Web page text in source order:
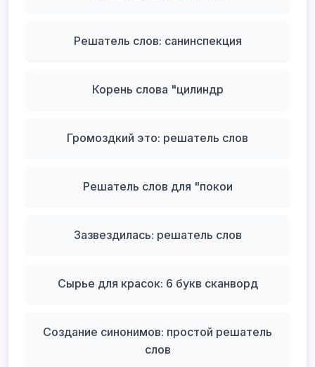
Решатель слов: санинспекция
Корень слова "цилиндр
Громоздкий это: решатель слов
Решатель слов для "покои
Зазвездилась: решатель слов
Сырье для красок: 6 букв сканворд
Создание синонимов: простой решатель
слов